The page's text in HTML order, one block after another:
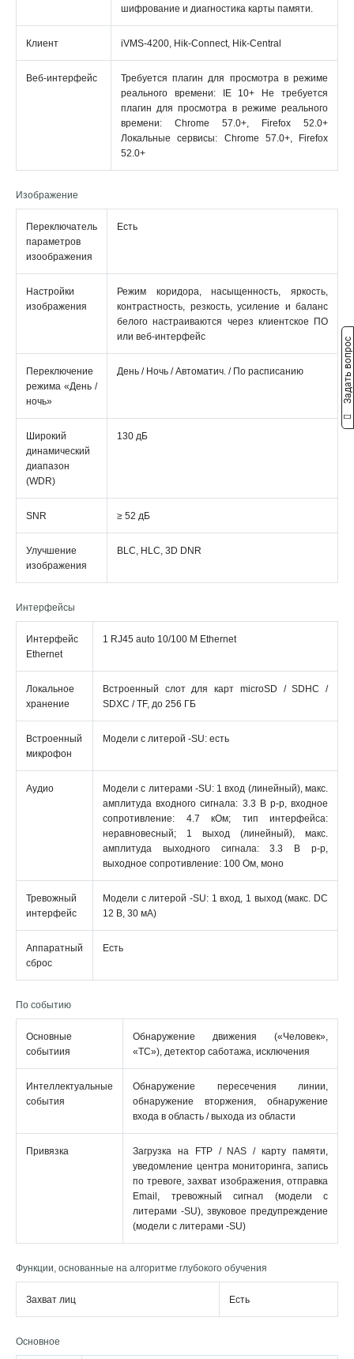
шифрование и диагностика карты памяти.
Клиент iVMS-4200, Hik-Connect, Hik-Central
Веб-интерфейс
Требуется плагин для просмотра в режиме
реального времени: IE 10+ Не требуется
плагин для просмотра в режиме реального
времени: Chrome 57.0+, Firefox 52.0+
Локальные сервисы: Chrome 57.0+, Firefox
52.0+
Изображение
Переключатель
параметров
изоображения
Есть
Настройки
изображения
Режим коридора, насыщенность, яркость,
контрастность, резкость, усиление и баланс
белого настраиваются через клиентское ПО
или веб-интерфейс
Переключение
режима «День /
ночь»
День / Ночь / Автоматич. / По расписанию
Широкий
динамический
диапазон
(WDR)
130 дБ
SNR ≥ 52 дБ
Улучшение
изображения
BLC, HLC, 3D DNR
Интерфейсы
Интерфейс
Ethernet
1 RJ45 auto 10/100 М Ethernet
Локальное
хранение
Встроенный слот для карт microSD / SDHC /
SDXC / TF, до 256 ГБ
Встроенный
микрофон
Модели с литерой -SU: есть
Аудио
Модели с литерами -SU: 1 вход (линейный), макс.
амплитуда входного сигнала: 3.3 В p-p, входное
сопротивление: 4.7 кОм; тип интерфейса:
неравновесный; 1 выход (линейный), макс.
амплитуда выходного сигнала: 3.3 В p-p,
выходное сопротивление: 100 Ом, моно
Тревожный
интерфейс
Модели с литерой -SU: 1 вход, 1 выход (макс. DC
12 В, 30 мA)
Аппаратный
сброс
Есть
По событию
Основные
событиия
Обнаружение движения («Человек»,
«ТС»), детектор саботажа, исключения
Интеллектуальные
события
Обнаружение пересечения линии,
обнаружение вторжения, обнаружение
входа в область / выхода из области
Привязка
Загрузка на FTP / NAS / карту памяти,
уведомление центра мониторинга, запись
по тревоге, захват изображения, отправка
Email, тревожный сигнал (модели с
литерами -SU), звуковое предупреждение
(модели с литерами -SU)
Функции, основанные на алгоритме глубокого обучения
Захват лиц Есть
Основное
Задать вопрос